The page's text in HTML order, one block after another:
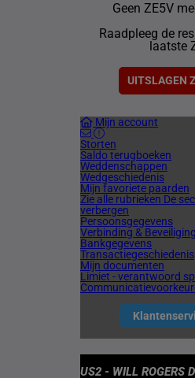
Geen ZE5V
Raadpleeg de
laatste
UITSLAGEN
Mijn account
Storten
Saldo terugboeken
Weddenschappen
Wedgeschiedenis
Mijn favoriete paarden
Zie alle rubrieken De
verbergen
Persoonsgegevens
Verbinding & Beveiliging
Bankgegevens
Transactiegeschiedenis
Mijn documenten
Limiet - verantwoord
US2 - WILL ROGERS